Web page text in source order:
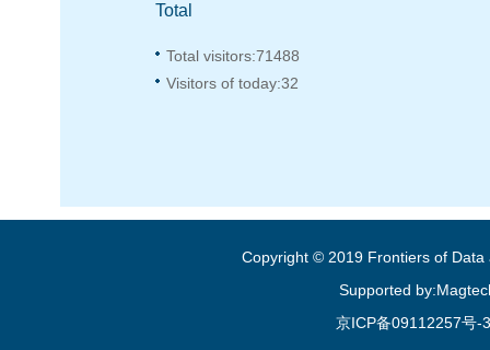
Total
Total visitors:71488
Visitors of today:32
Copyright © 2019 Frontiers of Data
Supported
京ICP备09112257号-